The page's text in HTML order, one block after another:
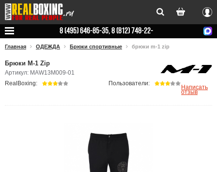
Вход
8 (495) 646-85-35, 8 (812) 748-22-
Главная ОДЕЖДА Брюки спортивные брюки m-1 zip
Брюки M-1 Zip
Артикул: MAW13M009-01
RealBoxing: Пользователи:
Написать
отзыв